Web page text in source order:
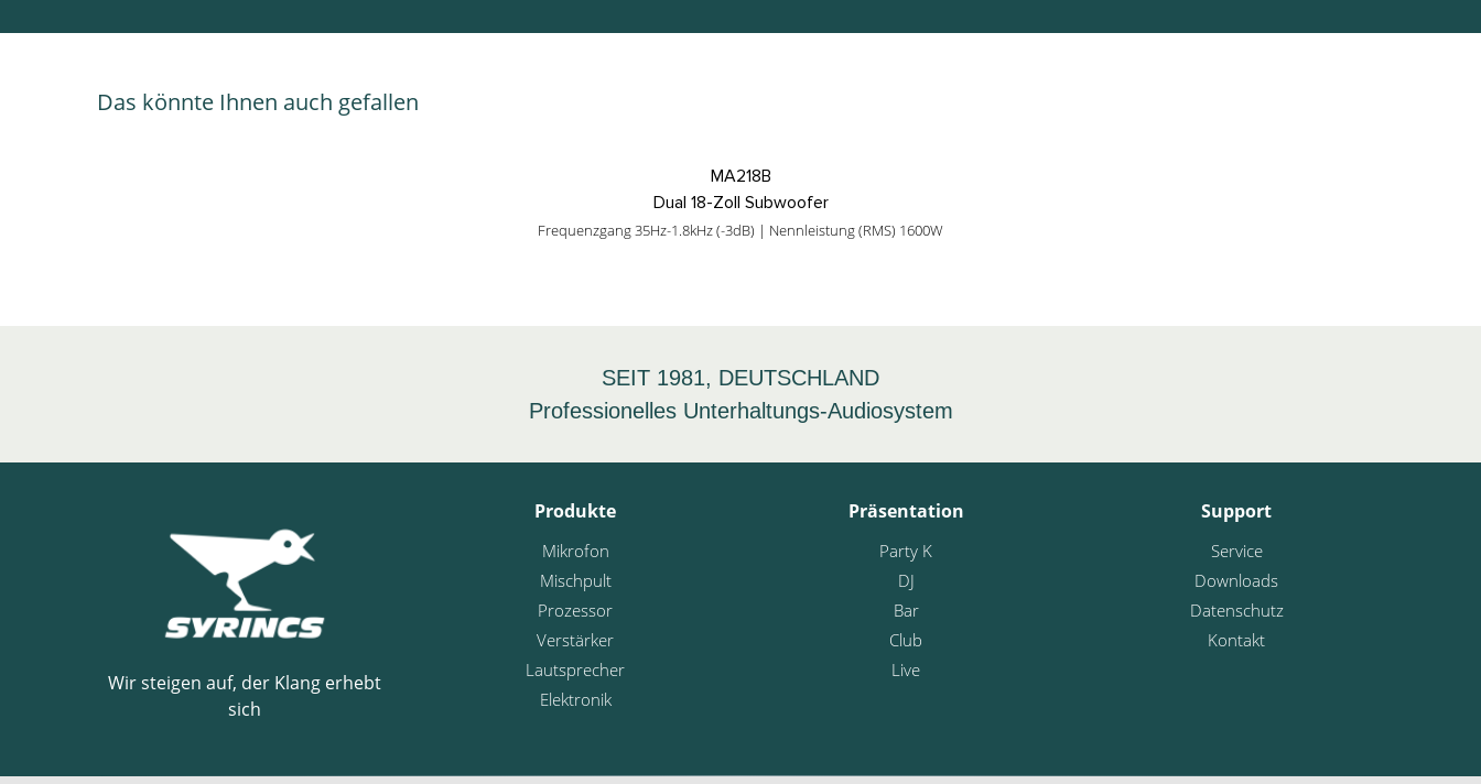
Das könnte Ihnen auch gefallen
MA218B
Dual 18-Zoll Subwoofer
Frequenzgang 35Hz-1.8kHz (-3dB) | Nennleistung (RMS) 1600W
SEIT 1981, DEUTSCHLAND
Professionelles Unterhaltungs-Audiosystem
Wir steigen auf, der Klang erhebt
sich
Produkte
Mikrofon
Mischpult
Prozessor
Verstärker
Lautsprecher
Elektronik
Präsentation
Party K
DJ
Bar
Club
Live
Support
Service
Downloads
Datenschutz
Kontakt